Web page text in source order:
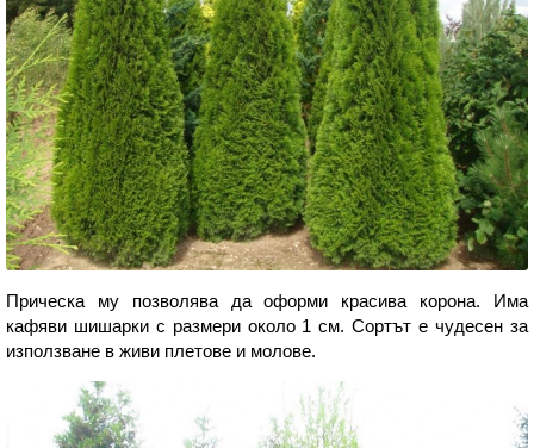
Прическа му позволява да оформи красива корона. Има
кафяви шишарки с размери около 1 см. Сортът е чудесен за
използване в живи плетове и молове.